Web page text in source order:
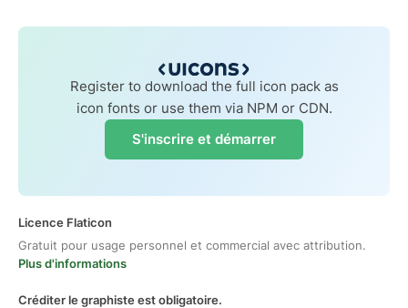
Register to download the full icon pack as
icon fonts or use them via NPM or CDN.
S'inscrire et démarrer
Licence Flaticon
Gratuit pour usage personnel et commercial avec attribution.
Plus d'informations
Créditer le graphiste est obligatoire.